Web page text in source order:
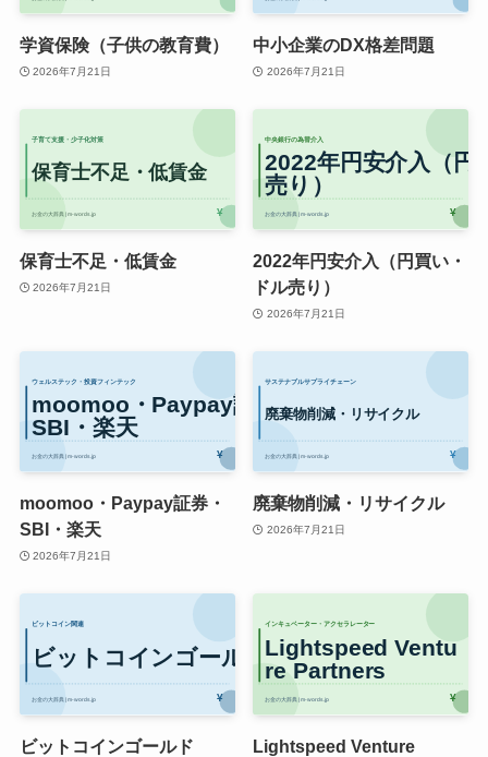
学資保険（子供の教育費）
2026年7月21日
中小企業のDX格差問題
2026年7月21日
保育士不足・低賃金
2026年7月21日
2022年円安介入（円買い・
ドル売り）
2026年7月21日
moomoo・Paypay証券・
SBI・楽天
2026年7月21日
廃棄物削減・リサイクル
2026年7月21日
ビットコインゴールド
Lightspeed Venture